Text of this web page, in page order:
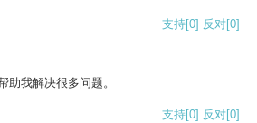
支持[0] 反对[0]
助我解决很多问题。
支持[0] 反对[0]